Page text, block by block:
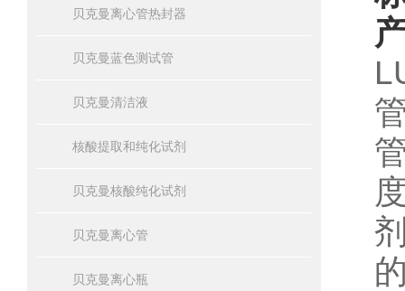
贝克曼离心管热封器
贝克曼蓝色测试管
贝克曼清洁液
核酸提取和纯化试剂
贝克曼核酸纯化试剂
贝克曼离心管
贝克曼离心瓶